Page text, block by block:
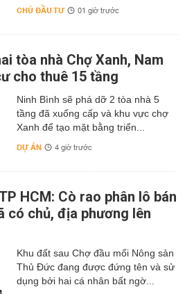
CHỦ ĐẦU TƯ 01 giờ trước
tòa nhà Chợ Xanh, Nam
cho thuê 15 tầng
Ninh Bình sẽ phá dỡ 2 tòa nhà 5
tầng đã xuống cấp và khu vực chợ
Xanh để tạo mặt bằng triển...
DỰ ÁN 4 giờ trước
HCM: Cò rao phân lô bán
có chủ, địa phương lên
Khu đất sau Chợ đầu mối Nông sản
Thủ Đức đang được đứng tên và sử
dụng bởi hai cá nhân bất ngờ...